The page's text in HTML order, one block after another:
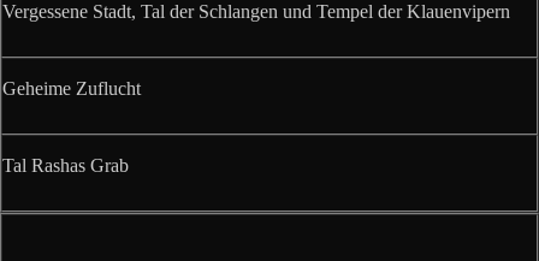
Vergessene Stadt, Tal der Schlangen und Tempel der Klauenvipern
Geheime Zuflucht
Tal Rashas Grab